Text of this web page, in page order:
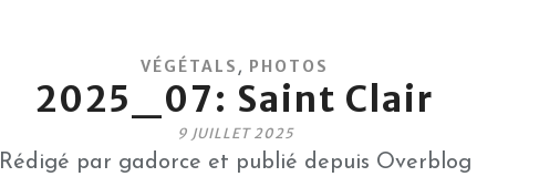
VÉGÉTALS , PHOTOS
2025_07: Saint Clair
9 JUILLET 2025
Rédigé par gadorce et publié depuis Overblog